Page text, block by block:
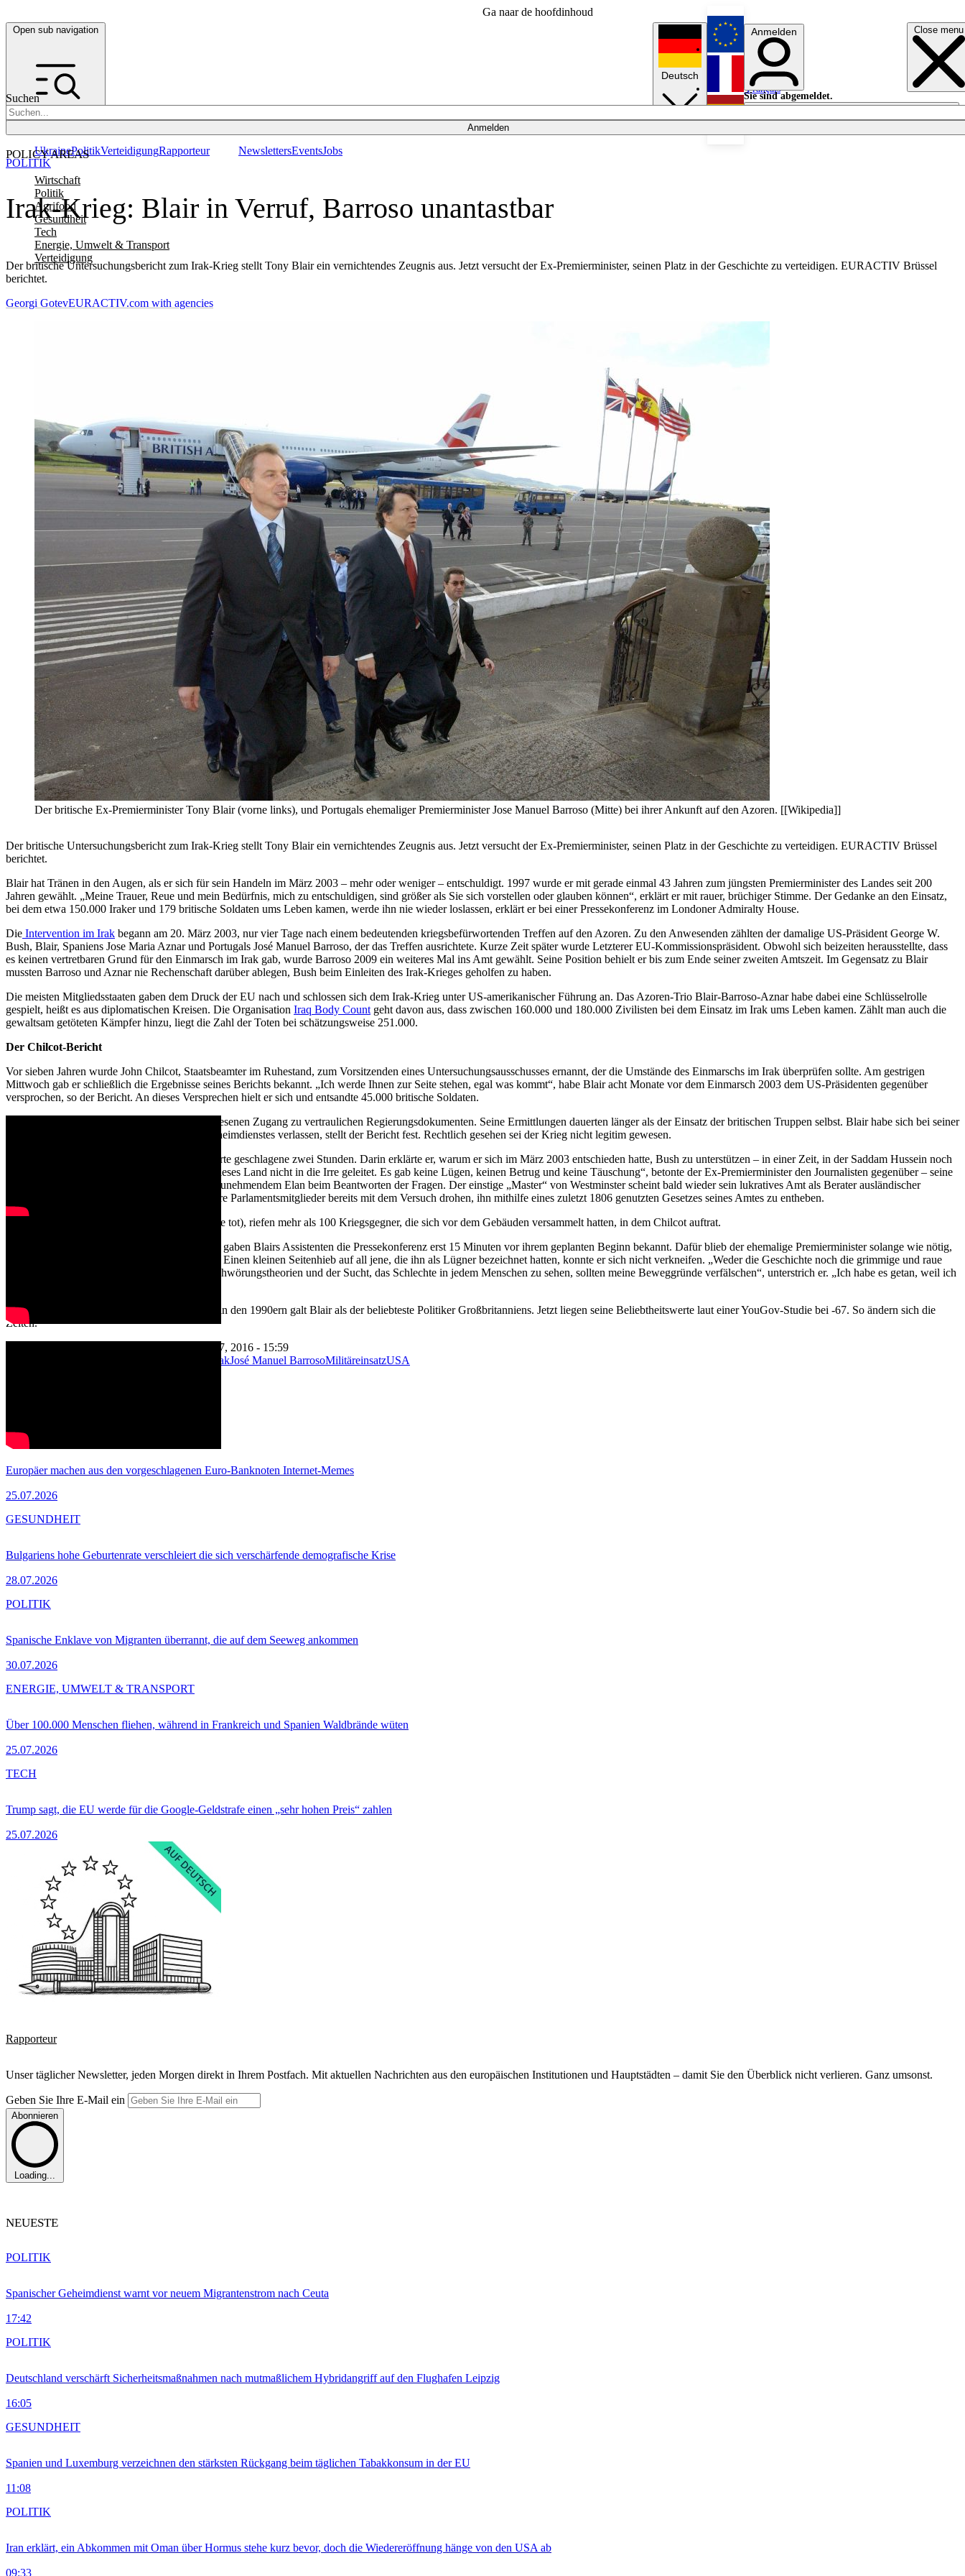
Ga naar de hoofdinhoud
Open sub navigation Close menu
Suchen
Anmelden
POLICY AREAS
Wirtschaft
Politik
Agrifood
Gesundheit
Tech
Energie, Umwelt & Transport
Verteidigung
UkrainePolitikVerteidigungRapporteur NewslettersEventsJobs
Deutsch
English
Français
Anmelden
Sie sind abgemeldet.
Anmelden
Licht aus
Irak-Krieg: Blair in Verruf, Barroso unantastbar
Der britische Untersuchungsbericht zum Irak-Krieg stellt Tony Blair ein vernichtendes Zeugnis aus. Jetzt versucht der Ex-Premierminister, seinen Platz in der Geschichte zu verteidigen. EURACTIV Brüssel
berichtet.
POLITIK
Georgi GotevEURACTIV.com with agencies
Der britische Ex-Premierminister Tony Blair (vorne links), und Portugals ehemaliger Premierminister Jose Manuel Barroso (Mitte) bei ihrer Ankunft auf den Azoren. [[Wikipedia]]
Der britische Untersuchungsbericht zum Irak-Krieg stellt Tony Blair ein vernichtendes Zeugnis aus. Jetzt versucht der Ex-Premierminister, seinen Platz in der Geschichte zu verteidigen. EURACTIV Brüssel
berichtet.
Blair hat Tränen in den Augen, als er sich für sein Handeln im März 2003 – mehr oder weniger – entschuldigt. 1997 wurde er mit gerade einmal 43 Jahren zum jüngsten Premierminister des Landes seit 200
Jahren gewählt. „Meine Trauer, Reue und mein Bedürfnis, mich zu entschuldigen, sind größer als Sie sich vorstellen oder glauben können“, erklärt er mit rauer, brüchiger Stimme. Der Gedanke an den Einsatz,
bei dem etwa 150.000 Iraker und 179 britische Soldaten ums Leben kamen, werde ihn nie wieder loslassen, erklärt er bei einer Pressekonferenz im Londoner Admiralty House.
Die Intervention im Irak begann am 20. März 2003, nur vier Tage nach einem bedeutenden kriegsbefürwortenden Treffen auf den Azoren. Zu den Anwesenden zählten der damalige US-Präsident George W.
Bush, Blair, Spaniens Jose Maria Aznar und Portugals José Manuel Barroso, der das Treffen ausrichtete. Kurze Zeit später wurde Letzterer EU-Kommissionspräsident. Obwohl sich beizeiten herausstellte, dass
es keinen vertretbaren Grund für den Einmarsch im Irak gab, wurde Barroso 2009 ein weiteres Mal ins Amt gewählt. Seine Position behielt er bis zum Ende seiner zweiten Amtszeit. Im Gegensatz zu Blair
mussten Barroso und Aznar nie Rechenschaft darüber ablegen, Bush beim Einleiten des Irak-Krieges geholfen zu haben.
Die meisten Mitgliedsstaaten gaben dem Druck der EU nach und schlossen sich dem Irak-Krieg unter US-amerikanischer Führung an. Das Azoren-Trio Blair-Barroso-Aznar habe dabei eine Schlüsselrolle
gespielt, heißt es aus diplomatischen Kreisen. Die Organisation Iraq Body Count geht davon aus, dass zwischen 160.000 und 180.000 Zivilisten bei dem Einsatz im Irak ums Leben kamen. Zählt man auch die
gewaltsam getöteten Kämpfer hinzu, liegt die Zahl der Toten bei schätzungsweise 251.000.
Der Chilcot-Bericht
Vor sieben Jahren wurde John Chilcot, Staatsbeamter im Ruhestand, zum Vorsitzenden eines Untersuchungsausschusses ernannt, der die Umstände des Einmarschs im Irak überprüfen sollte. Am gestrigen
Mittwoch gab er schließlich die Ergebnisse seines Berichts bekannt. „Ich werde Ihnen zur Seite stehen, egal was kommt“, habe Blair acht Monate vor dem Einmarsch 2003 dem US-Präsidenten gegenüber
versprochen, so der Bericht. An dieses Versprechen hielt er sich und entsandte 45.000 britische Soldaten.
Der Untersuchungsausschuss erhielt nie dagewesenen Zugang zu vertraulichen Regierungsdokumenten. Seine Ermittlungen dauerten länger als der Einsatz der britischen Truppen selbst. Blair habe sich bei seiner
Entscheidung auf fehlerhafte Aussagen des Geheimdienstes verlassen, stellt der Bericht fest. Rechtlich gesehen sei der Krieg nicht legitim gewesen.
Blairs leidenschaftliche Verteidigungsrede dauerte geschlagene zwei Stunden. Darin erklärte er, warum er sich im März 2003 entschieden hatte, Bush zu unterstützen – in einer Zeit, in der Saddam Hussein noch
keine direkte Bedrohung darstellte. „Ich habe dieses Land nicht in die Irre geleitet. Es gab keine Lügen, keinen Betrug und keine Täuschung“, betonte der Ex-Premierminister den Journalisten gegenüber – seine
Erscheinung mager und angespannt, doch mit zunehmendem Elan beim Beantworten der Fragen. Der einstige „Master“ von Westminster scheint bald wieder sein lukratives Amt als Berater ausländischer
Regierungen einzunehmen – auch wenn mehrere Parlamentsmitglieder bereits mit dem Versuch drohen, ihn mithilfe eines zuletzt 1806 genutzten Gesetzes seines Amtes zu entheben.
„Blair lied, thousands died“ (Blair log, Tausende tot), riefen mehr als 100 Kriegsgegner, die sich vor dem Gebäuden versammelt hatten, in dem Chilcot auftrat.
Um womöglich ähnliche Szenen zu vermeiden, gaben Blairs Assistenten die Pressekonferenz erst 15 Minuten vor ihrem geplanten Beginn bekannt. Dafür blieb der ehemalige Premierminister solange wie nötig,
um die Fragen der Journalisten zu beantworten. Einen kleinen Seitenhieb auf all jene, die ihn als Lügner bezeichnet hatten, konnte er sich nicht verkneifen. „Weder die Geschichte noch die grimmige und raue
Politik der Gegenwart mit ihrem Hang zu Verschwörungstheorien und der Sucht, das Schlechte in jedem Menschen zu sehen, sollten meine Beweggründe verfälschen“, unterstrich er. „Ich habe es getan, weil ich
Nach seinem ersten bahnbrechenden Wahlsieg in den 1990ern galt Blair als der beliebteste Politiker Großbritanniens. Jetzt liegen seine Beliebtheitswerte laut einer YouGov-Studie bei -67. So ändern sich die
Zeiten.
Zuletzt aktualisiert: Jul 7, 2016 - 15:59
IrakJosé Manuel BarrosoMilitäreinsatzUSA
Europäer machen aus den vorgeschlagenen Euro-Banknoten Internet-Memes
25.07.2026
WIRTSCHAFT
Bulgariens hohe Geburtenrate verschleiert die sich verschärfende demografische Krise
28.07.2026
GESUNDHEIT
Spanische Enklave von Migranten überrannt, die auf dem Seeweg ankommen
30.07.2026
POLITIK
Über 100.000 Menschen fliehen, während in Frankreich und Spanien Waldbrände wüten
25.07.2026
ENERGIE, UMWELT & TRANSPORT
Trump sagt, die EU werde für die Google-Geldstrafe einen „sehr hohen Preis“ zahlen
25.07.2026
TECH
Rapporteur
Unser täglicher Newsletter, jeden Morgen direkt in Ihrem Postfach. Mit aktuellen Nachrichten aus den europäischen Institutionen und Hauptstädten – damit Sie den Überblick nicht verlieren. Ganz umsonst.
Geben Sie Ihre E-Mail ein
Abonnieren
Loading...
NEUESTE
Spanischer Geheimdienst warnt vor neuem Migrantenstrom nach Ceuta
17:42
POLITIK
Deutschland verschärft Sicherheitsmaßnahmen nach mutmaßlichem Hybridangriff auf den Flughafen Leipzig
16:05
POLITIK
Spanien und Luxemburg verzeichnen den stärksten Rückgang beim täglichen Tabakkonsum in der EU
11:08
GESUNDHEIT
Iran erklärt, ein Abkommen mit Oman über Hormus stehe kurz bevor, doch die Wiedereröffnung hänge von den USA ab
09:33
POLITIK